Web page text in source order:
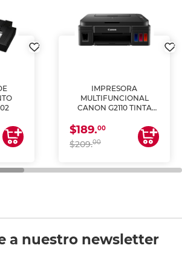
IMPRESORA
MULTIFUNCIONAL
CANON G2110 TINTA
$189.00
$209.00
a nuestro newsletter